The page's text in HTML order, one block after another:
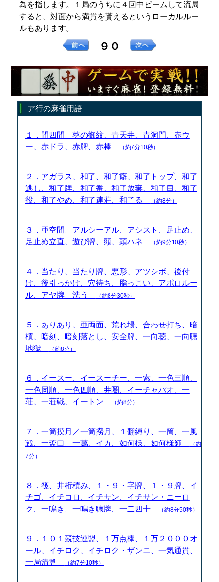
為を指します。１局のうちに４回中ビームして流局
すると、対面から満貫を貰えるというローカルルー
ルもあります。
９０
ア行の麻雀用語
１．間四間、葵の御紋、青天井、青洞門、赤ウ
ー、赤ドラ、赤牌、赤棒
（約7分10秒）
２．アガラス、和了、和了癖、和了トップ、和了
逃し、和了牌、和了番、和了放棄、和了目、和了
役、和了やめ、和了連荘、和了る
（約8分）
３．亜空間、アルシーアル、アシスト、足止め、
足止め立直、遊び牌、頭、頭ハネ
（約9分10秒）
４．当たり、当たり牌、悪形、アツシボ、後付
け、後引っかけ、穴待ち、脂っこい、アポロルー
ル、アヤ牌、洗う
（約8分30秒）
５．ありあり、亜両面、荒れ場、合わせ打ち、暗
槓、暗刻、暗刻落とし、安全牌、一向聴、一向聴
地獄
（約8分）
６．イースー、イースーチー、一索、一色三順、
一色同順、一色四順、井圏、イーチャパオ、一
荘、一荘戦、イートン
（約8分）
７．一筒摸月／一筒撈月、１翻縛り、一筒、一風
戦、一盃口、一萬、イカ、如何様、如何様師
（約
7分）
８．筏、井桁積み、１・９・字牌、１・９牌、イ
チゴ、イチコロ、イチサン、イチサン・ニーロ
ク、一鳴き、一鳴き聴牌、一二四十
（約8分50秒）
９．１０１競技連盟、１万点棒、１万２０００オ
ール、イチロク、イチロク・ザンニ、一気通貫、
一局清算
（約7分10秒）